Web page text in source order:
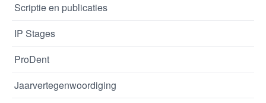
Scriptie en publicaties
IP Stages
ProDent
Jaarvertegenwoordiging